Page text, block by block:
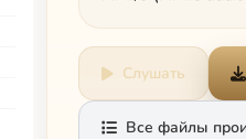
Слушать
Все файлы